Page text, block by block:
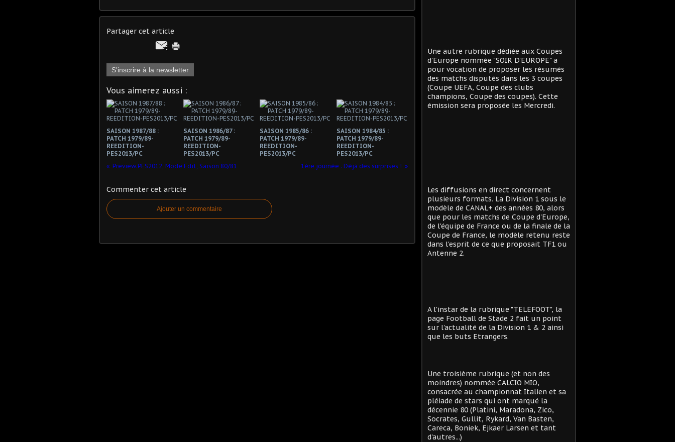
Partager cet article
S'inscrire à la newsletter
Vous aimerez aussi :
SAISON 1987/88 :
PATCH 1979/89-
REEDITION-
PES2013/PC
SAISON 1986/87 :
PATCH 1979/89-
REEDITION-
PES2013/PC
SAISON 1985/86 :
PATCH 1979/89-
REEDITION-
PES2013/PC
SAISON 1984/85 :
PATCH 1979/89-
REEDITION-
PES2013/PC
Preview:PES2012, Mode Edit, Saison 80/81
1ère journée : Déjà des surprises !
Commenter cet article
Ajouter un commentaire
Une autre rubrique dédiée aux Coupes
d'Europe nommée "SOIR D'EUROPE" a
pour vocation de proposer les résumés
des matchs disputés dans les 3 coupes
(Coupe UEFA, Coupe des clubs
champions, Coupe des coupes). Cette
émission sera proposée les Mercredi.
Les diffusions en direct concernent
plusieurs formats. La Division 1 sous le
modèle de CANAL+ des années 80, alors
que pour les matchs de Coupe d'Europe,
de l'équipe de France ou de la finale de la
Coupe de France, le modèle retenu reste
dans l'esprit de ce que proposait TF1 ou
Antenne 2.
A l'instar de la rubrique "TELEFOOT", la
page Football de Stade 2 fait un point
sur l'actualité de la Division 1 & 2 ainsi
que les buts Etrangers.
Une troisième rubrique (et non des
moindres) nommée CALCIO MIO,
consacrée au championnat Italien et sa
pléiade de stars qui ont marqué la
décennie 80 (Platini, Maradona, Zico,
Socrates, Gullit, Rykard, Van Basten,
Careca, Boniek, Ejkaer Larsen et tant
d'autres...)